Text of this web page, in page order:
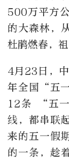
500万平方
的大森林，
杜鹃燃春，
4月23日，
年全国“五
12条 “五一
线，都串联
来的五一假
的一条，趁